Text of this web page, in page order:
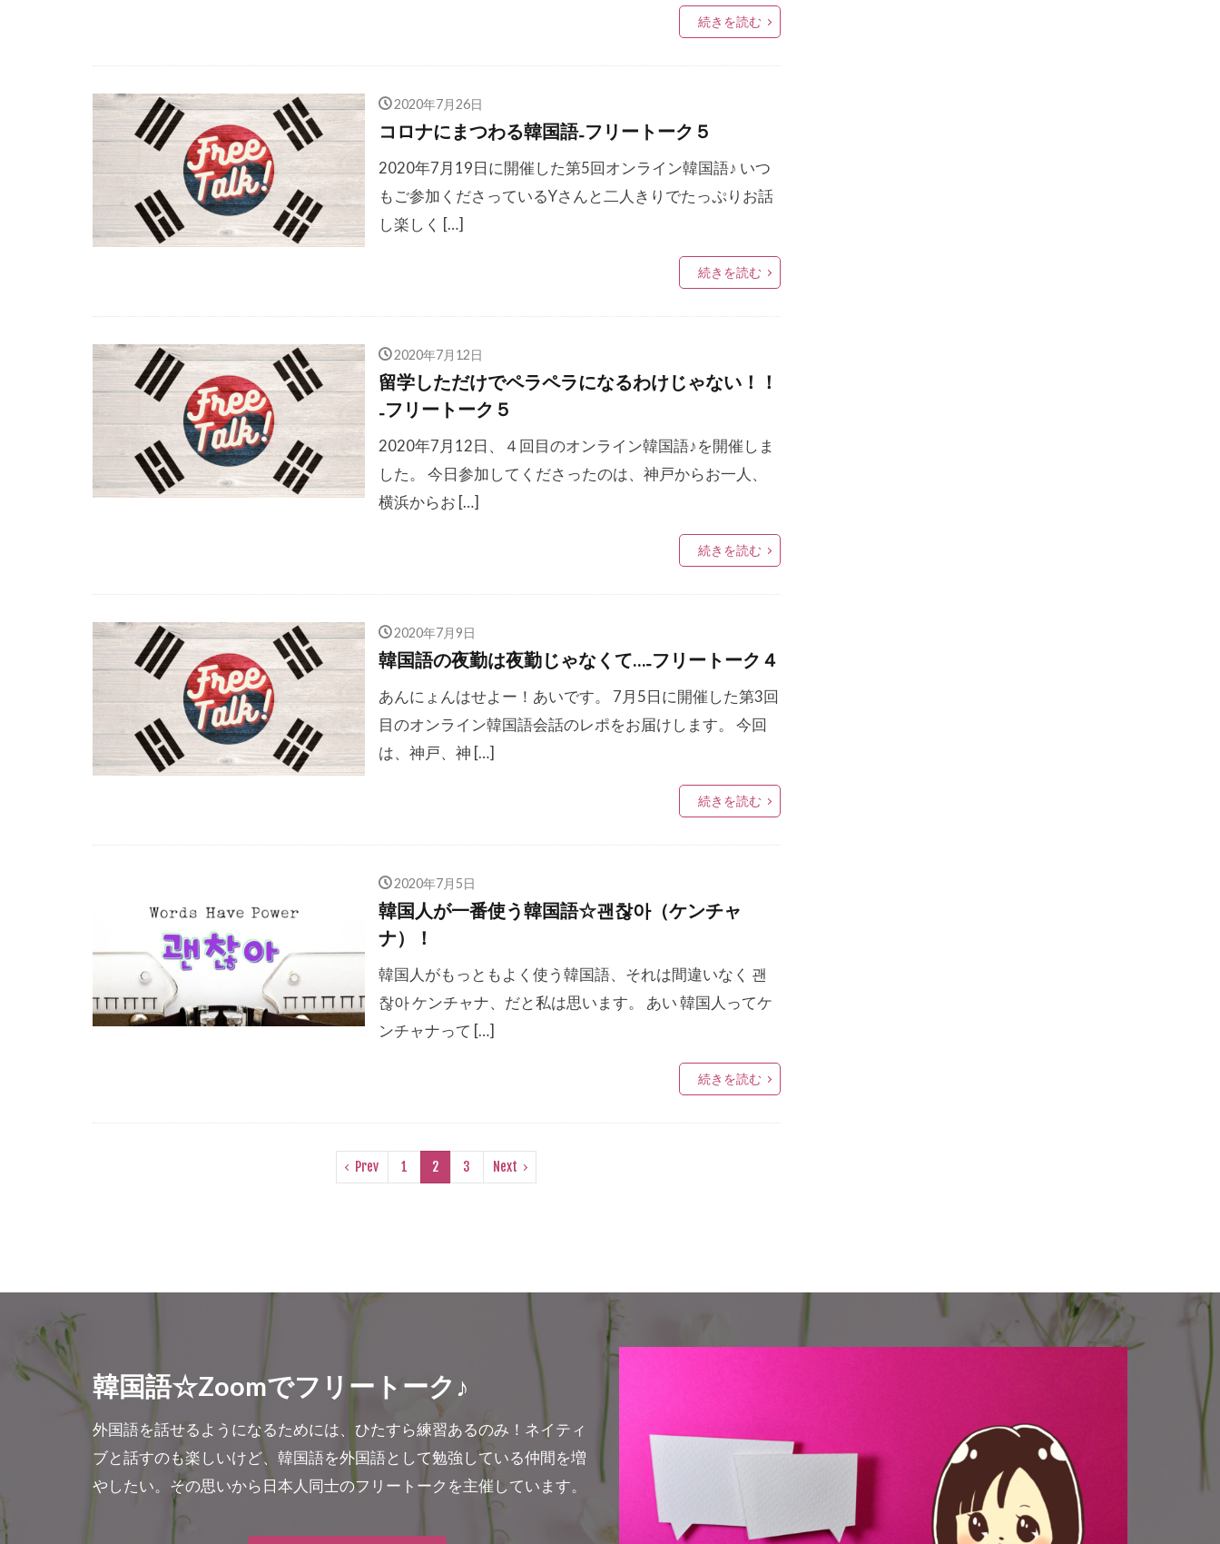
続きを読む
2020年7月26日
コロナにまつわる韓国語₋フリートーク５
2020年7月19日に開催した第5回オンライン韓国語♪ いつ
もご参加くださっているYさんと二人きりでたっぷりお話
し楽しく […]
続きを読む
2020年7月12日
留学しただけでペラペラになるわけじゃない！！
₋フリートーク５
2020年7月12日、４回目のオンライン韓国語♪を開催しま
した。 今日参加してくださったのは、神戸からお一人、
横浜からお […]
続きを読む
2020年7月9日
韓国語の夜勤は夜勤じゃなくて…₋フリートーク４
あんにょんはせよー！あいです。 7月5日に開催した第3回
目のオンライン韓国語会話のレポをお届けします。 今回
は、神戸、神 […]
続きを読む
2020年7月5日
韓国人が一番使う韓国語☆괜찮아（ケンチャ
ナ）！
韓国人がもっともよく使う韓国語、それは間違いなく 괜
찮아 ケンチャナ、だと私は思います。 あい 韓国人ってケ
ンチャナって […]
続きを読む
Prev 1 2 3 Next
韓国語☆Zoomでフリートーク♪
外国語を話せるようになるためには、ひたすら練習あるのみ！ネイティ
ブと話すのも楽しいけど、韓国語を外国語として勉強している仲間を増
やしたい。その思いから日本人同士のフリートークを主催しています。